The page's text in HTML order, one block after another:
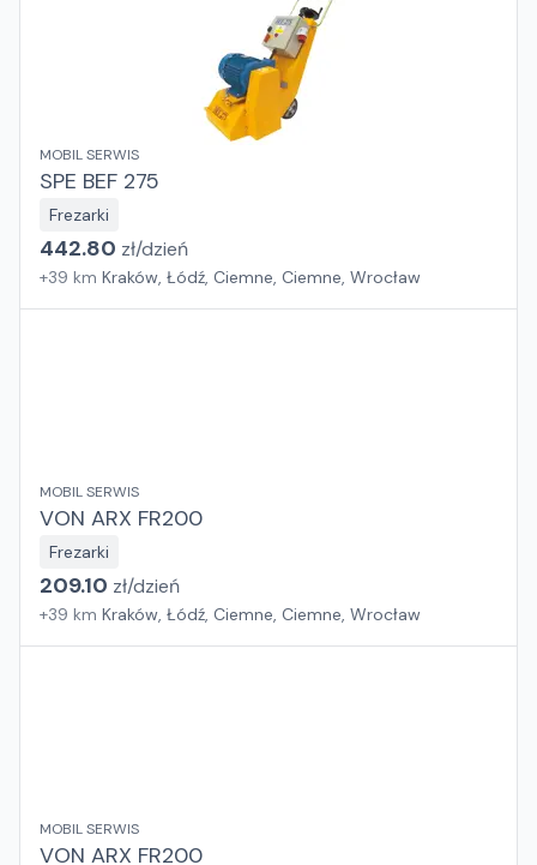
MOBIL SERWIS
SPE BEF 275
Frezarki
442.80 zł/dzień
+39 km Kraków, Łódź, Ciemne, Ciemne, Wrocław
MOBIL SERWIS
VON ARX FR200
Frezarki
209.10 zł/dzień
+39 km Kraków, Łódź, Ciemne, Ciemne, Wrocław
MOBIL SERWIS
VON ARX FR200